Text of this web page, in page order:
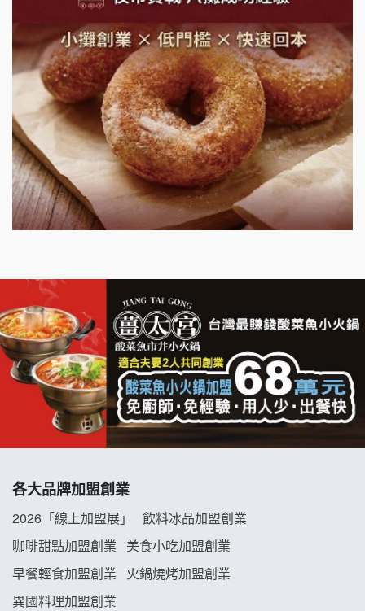
微風亭鐵板燒加盟說明會
漫步藍咖啡加盟說明會
明石章魚燒加盟說明會
出櫃加盟說明會
千香漢堡加盟說明會
拉亞漢堡加盟說明會
杜芳子古味茶鋪加盟說明會
優握握×酸奶大獅加盟說明會
冬城門加盟說明會
龍涎居好湯加盟說明會
舒油頭加盟說明會
各大品牌加盟創業
2026「線上加盟展」
飲料冰品加盟創業
咖啡甜點加盟創業
美食小吃加盟創業
早餐輕食加盟創業
火鍋燒烤加盟創業
異國料理加盟創業